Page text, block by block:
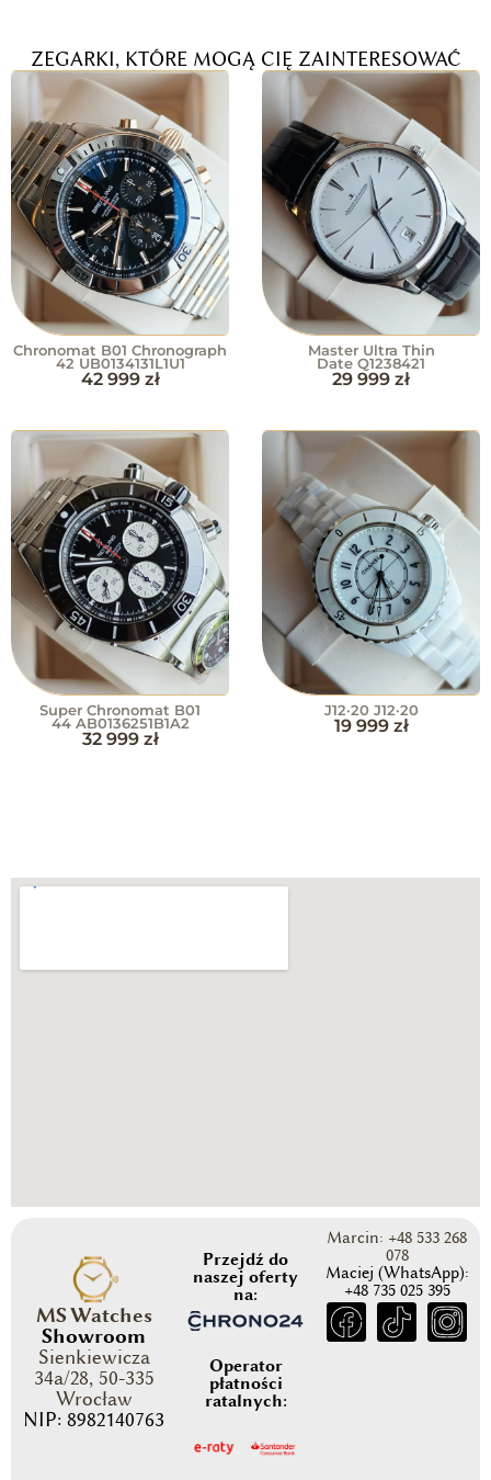
ZEGARKI, KTÓRE MOGĄ CIĘ ZAINTERESOWAĆ
Chronomat B01 Chronograph
42 UB0134131L1U1
42 999 zł
Master Ultra Thin
Date Q1238421
29 999 zł
Super Chronomat B01
44 AB0136251B1A2
32 999 zł
J12·20 J12·20
19 999 zł
MS Watches
Showroom
Sienkiewicza
34a/28, 50-335
Wrocław
NIP: 8982140763
Przejdź do
naszej oferty
na:
Operator
płatności
ratalnych:
Marcin: +48 533 268
078
Maciej (WhatsApp):
+48 735 025 395